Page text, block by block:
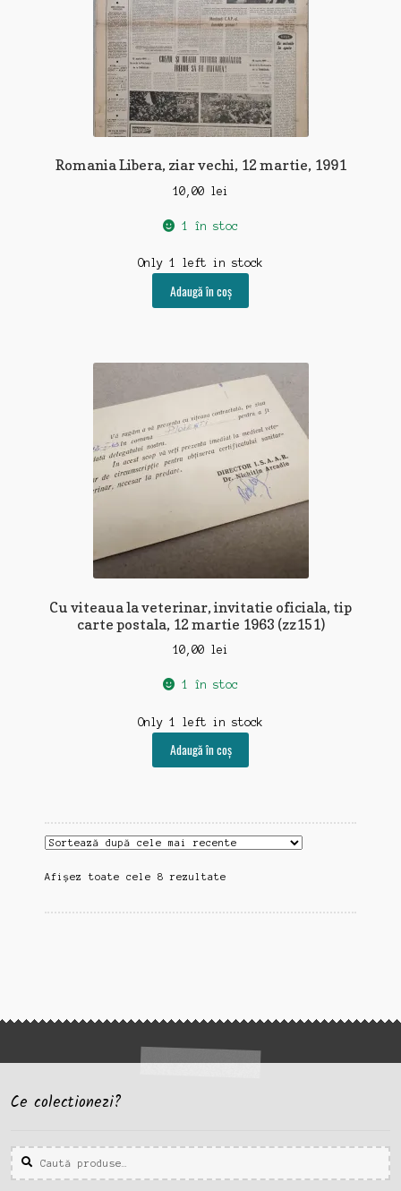
Romania Libera, ziar vechi, 12 martie, 1991
10,00 lei
1 în stoc
Only 1 left in stock
Adaugă în coș
Cu viteaua la veterinar, invitatie oficiala, tip
carte postala, 12 martie 1963 (zz151)
10,00 lei
1 în stoc
Only 1 left in stock
Adaugă în coș
Afișez toate cele 8 rezultateSortat
cele
Ce colectionezi?
Caută
după:
Caută